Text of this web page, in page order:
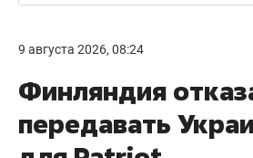
9 августа 2026, 08:24
Финляндия
передавать